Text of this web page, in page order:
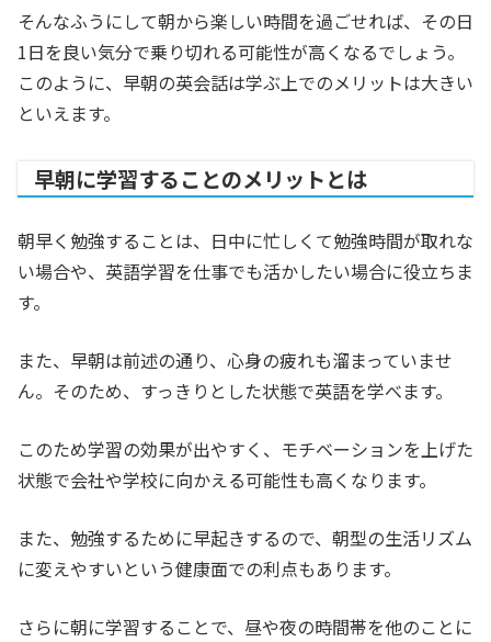
そんなふうにして朝から楽しい時間を過ごせれば、その日
1日を良い気分で乗り切れる可能性が高くなるでしょう。
このように、早朝の英会話は学ぶ上でのメリットは大きい
といえます。
早朝に学習することのメリットとは
朝早く勉強することは、日中に忙しくて勉強時間が取れな
い場合や、英語学習を仕事でも活かしたい場合に役立ちま
す。
また、早朝は前述の通り、心身の疲れも溜まっていませ
ん。そのため、すっきりとした状態で英語を学べます。
このため学習の効果が出やすく、モチベーションを上げた
状態で会社や学校に向かえる可能性も高くなります。
また、勉強するために早起きするので、朝型の生活リズム
に変えやすいという健康面での利点もあります。
さらに朝に学習することで、昼や夜の時間帯を他のことに